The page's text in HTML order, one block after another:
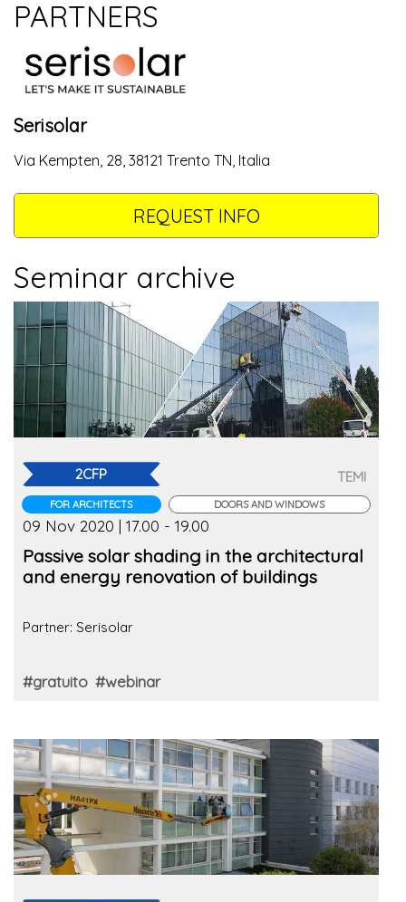
PARTNERS
Serisolar
Via Kempten, 28, 38121 Trento TN, Italia
REQUEST INFO
Seminar archive
2CFP
FOR ARCHITECTS
TEMI
DOORS AND WINDOWS
09 Nov 2020 | 17.00 - 19.00
Passive solar shading in the architectural
and energy renovation of buildings
Partner: Serisolar
#gratuito #webinar